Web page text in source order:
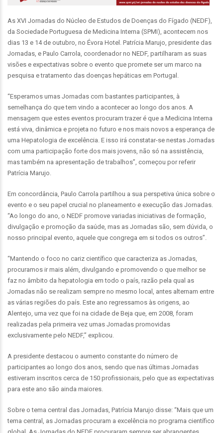
As XVI Jornadas do Núcleo de Estudos de Doenças do Fígado (NEDF),
da Sociedade Portuguesa de Medicina Interna (SPMI), acontecem nos
dias 13 e 14 de outubro, no Évora Hotel. Patrícia Marujo, presidente das
Jornadas, e Paulo Carrola, coordenador no NEDF, partilharam as suas
visões e expectativas sobre o evento que promete ser um marco na
pesquisa e tratamento das doenças hepáticas em Portugal.
“Esperamos umas Jornadas com bastantes participantes, à
semelhança do que tem vindo a acontecer ao longo dos anos. A
mensagem que estes eventos procuram trazer é que a Medicina Interna
está viva, dinâmica e projeta no futuro e nos mais novos a esperança de
uma Hepatologia de excelência. E isso irá constatar-se nestas Jornadas
com uma participação forte dos mais jovens, não só na assistência,
mas também na apresentação de trabalhos”, começou por referir
Patrícia Marujo.
Em concordância, Paulo Carrola partilhou a sua perspetiva única sobre o
evento e o seu papel crucial no planeamento e execução das Jornadas.
“Ao longo do ano, o NEDF promove variadas iniciativas de formação,
divulgação e promoção da saúde, mas as Jornadas são, sem dúvida, o
nosso principal evento, aquele que congrega em si todos os outros”.
“Mantendo o foco no cariz científico que caracteriza as Jornadas,
procuramos ir mais além, divulgando e promovendo o que melhor se
faz no âmbito da hepatologia em todo o país, razão pela qual as
Jornadas não se realizam sempre no mesmo local, antes alternam entre
as várias regiões do país. Este ano regressamos às origens, ao
Alentejo, uma vez que foi na cidade de Beja que, em 2008, foram
realizadas pela primeira vez umas Jornadas promovidas
exclusivamente pelo NEDF,” explicou.
A presidente destacou o aumento constante do número de
participantes ao longo dos anos, sendo que nas últimas Jornadas
estiveram inscritos cerca de 150 profissionais, pelo que as expectativas
para este ano são ainda maiores.
Sobre o tema central das Jornadas, Patrícia Marujo disse: “Mais que um
tema central, as Jornadas procuram a excelência no programa científico